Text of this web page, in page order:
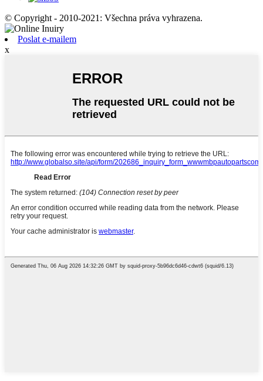
© Copyright - 2010-2021: Všechna práva vyhrazena.
Poslat e-mailem
x